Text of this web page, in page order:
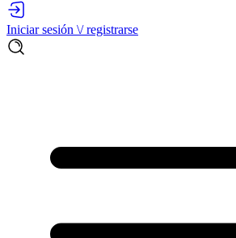
Iniciar sesión \/ registrarse